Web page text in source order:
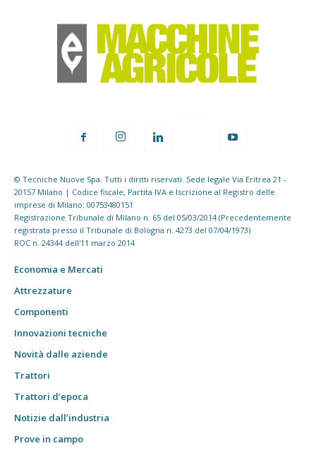
© Tecniche Nuove Spa. Tutti i diritti riservati. Sede legale Via Eritrea 21 -
20157 Milano | Codice fiscale, Partita IVA e Iscrizione al Registro delle
imprese di Milano: 00753480151
Registrazione Tribunale di Milano n. 65 del 05/03/2014 (Precedentemente
registrata presso il Tribunale di Bologna n. 4273 del 07/04/1973)
ROC n. 24344 dell'11 marzo 2014
Economia e Mercati
Attrezzature
Componenti
Innovazioni tecniche
Novità dalle aziende
Trattori
Trattori d’epoca
Notizie dall’industria
Prove in campo